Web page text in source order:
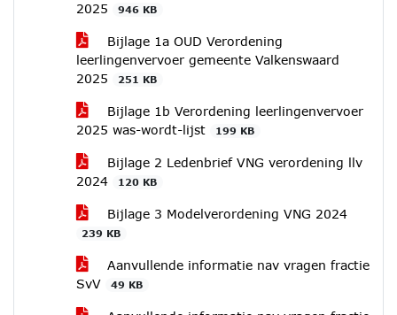
2025
946 KB
Bijlage 1a OUD Verordening
leerlingenvervoer gemeente Valkenswaard
2025
251 KB
Bijlage 1b Verordening leerlingenvervoer
2025 was-wordt-lijst
199 KB
Bijlage 2 Ledenbrief VNG verordening llv
2024
120 KB
Bijlage 3 Modelverordening VNG 2024
239 KB
Aanvullende informatie nav vragen fractie
SvV
49 KB